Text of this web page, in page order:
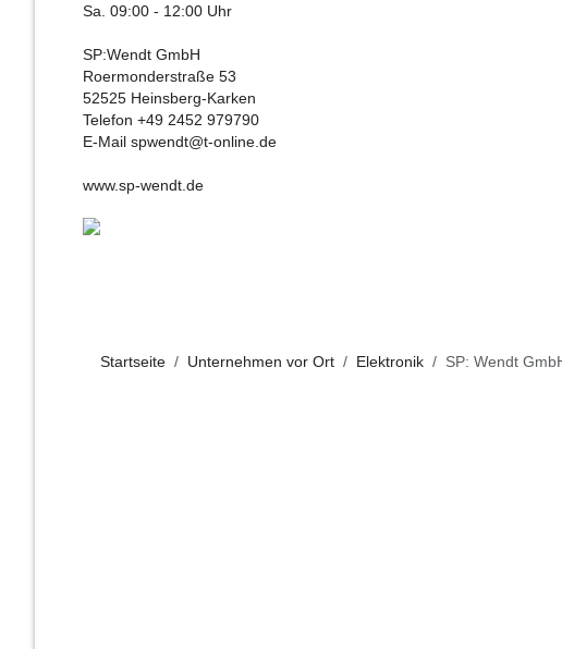
Sa. 09:00 - 12:00 Uhr
SP:Wendt GmbH
Roermonderstraße 53
52525 Heinsberg-Karken
Telefon +49 2452 979790
E-Mail spwendt@t-online.de
www.sp-wendt.de
Startseite Unternehmen vor Ort Elektronik SP: Wendt